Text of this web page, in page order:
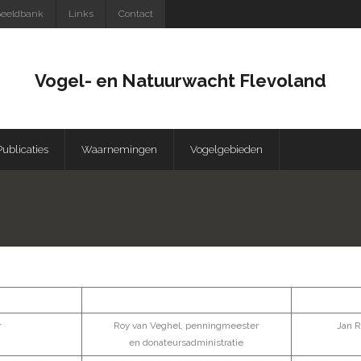
Links Contact
Vogel- en Natuurwacht Flevoland
Waarnemingen Vogelgebieden
Roy van Veghel, penningmeester
en donateursadministratie
Jan